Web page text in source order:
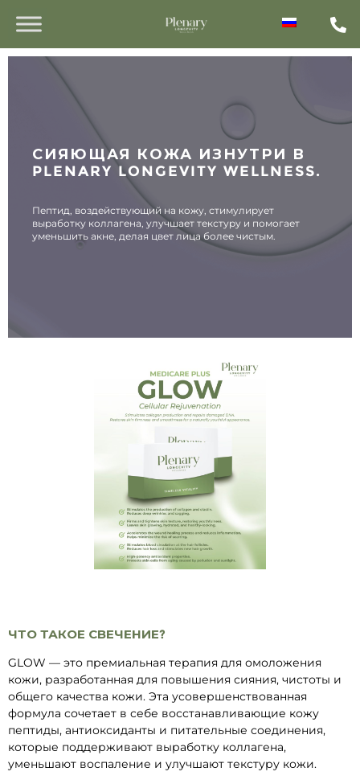
СИЯЮЩАЯ КОЖА ИЗНУТРИ В
PLENARY LONGEVITY WELLNESS.
Пептид, воздействующий на кожу, стимулирует
выработку коллагена, улучшает текстуру и помогает
уменьшить акне, делая цвет лица более чистым.
ЧТО ТАКОЕ СВЕЧЕНИЕ?
GLOW — это премиальная терапия для омоложения
кожи, разработанная для повышения сияния, чистоты и
общего качества кожи. Эта усовершенствованная
формула сочетает в себе восстанавливающие кожу
пептиды, антиоксиданты и питательные соединения,
которые поддерживают выработку коллагена,
уменьшают воспаление и улучшают текстуру кожи.